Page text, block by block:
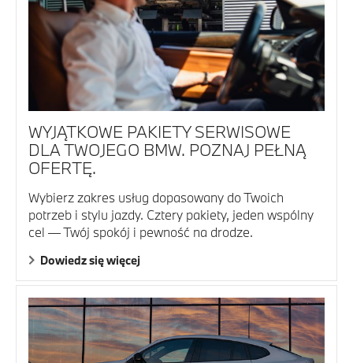
WYJĄTKOWE PAKIETY SERWISOWE
DLA TWOJEGO BMW. POZNAJ PEŁNĄ
OFERTĘ.
Wybierz zakres usług dopasowany do Twoich
potrzeb i stylu jazdy. Cztery pakiety, jeden wspólny
cel — Twój spokój i pewność na drodze.
Dowiedz się więcej